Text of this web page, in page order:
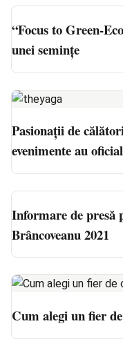
“Focus to Green-
unei semințe
Pasionații de
evenimente au
Informare de
Brâncoveanu 2021
Cum alegi un fier